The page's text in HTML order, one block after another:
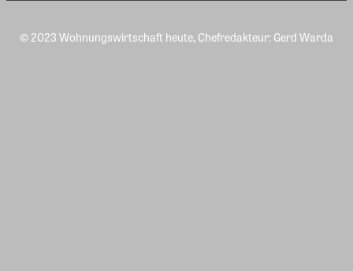
© 2023 Wohnungswirtschaft heute, Chefredakteur: Gerd Warda